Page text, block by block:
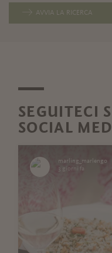
AVVIA LA RICERCA
SEGUITECI
SOCIAL
marling_marlengo
3 giorni fa